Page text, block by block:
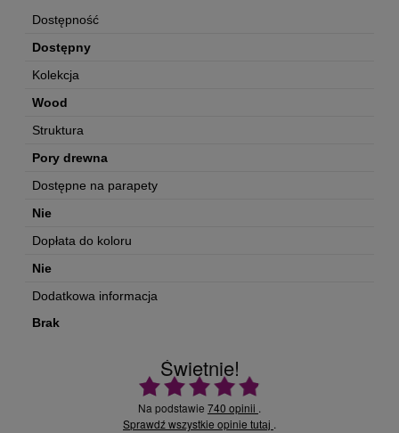
Dostępność
Dostępny
Kolekcja
Wood
Struktura
Pory drewna
Dostępne na parapety
Nie
Dopłata do koloru
Nie
Dodatkowa informacja
Brak
Świetnie!
Ocena średnia 4.9 na 5
Na podstawie 740 opinii .
Sprawdź wszystkie opinie tutaj .